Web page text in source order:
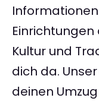
Kultur und
dich da.
deinen